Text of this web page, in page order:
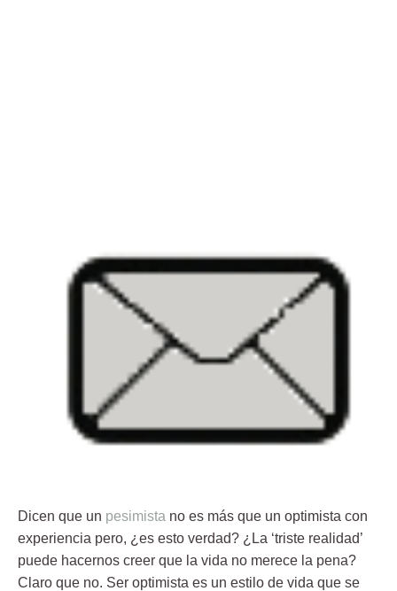
Dicen que un pesimista no es más que un optimista con
experiencia pero, ¿es esto verdad? ¿La ‘triste realidad’
puede hacernos creer que la vida no merece la pena?
Claro que no. Ser optimista es un estilo de vida que se